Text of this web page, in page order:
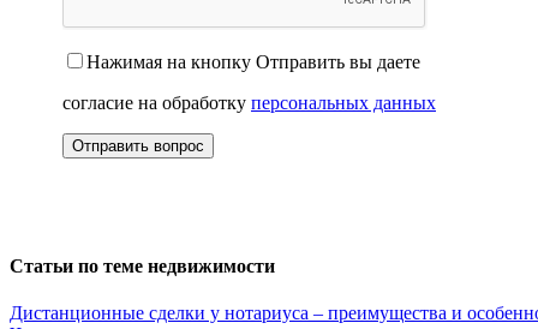
Нажимая на кнопку Отправить вы даете
согласие на обработку персональных данных
Статьи по теме недвижимости
Дистанционные сделки у нотариуса – преимущества и